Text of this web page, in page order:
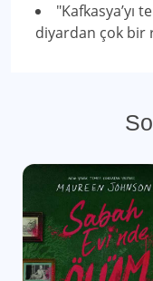
"Kafkasya’yı
diyardan çok bir